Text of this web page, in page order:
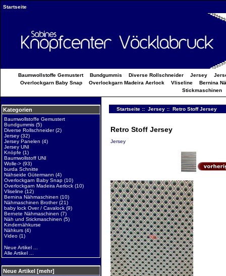
Startseite
Baumwollstoffe Gemustert Bundgummis Diverse Rollschneider Jersey
Overlockgarn Baby Snap
Overlockgarn Madeira Aerlock Vliseline
Bernina
Stickmaschinen
Kategorien
Baumwollstoffe Gemustert
Bundgummis(5)
Diverse Rollschneider(2)
Jersey(32)
Jersey Panelen (4)
Jersey UNI
Knöpfe (1)
Baumwollstoff UNI
Wolle->(93)
burda Schnitte
Nähseide Gütermann (4)
Overlockgarn Baby Snap(10)
Overlockgarn Madeira Aerlock(10)
Vliseline (12)
Bernina Nähmaschinen (10)
Nähmaschinen Brother(21)
baby lock Over / Cavalock(9)
Bernete Nähmaschinen (7)
Näh und Stickmaschinen (5)
Kindernähkurse
Nähkurs(4)
Video(1)
Neue Artikel ...
Alle Artikel ...
Neue Artikel [mehr]
Startseite :: Jersey :: Retro Stoff Jersey
Retro Stoff Jersey
Jersey